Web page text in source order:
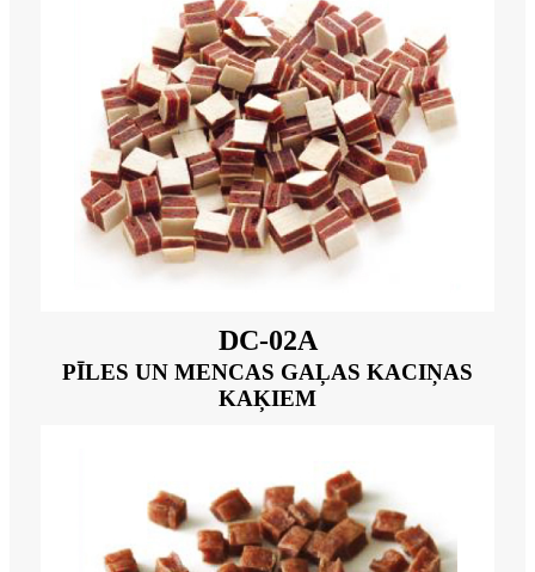
DC-02A
PĪLES UN MENCAS GAĻAS KACIŅAS
KAĶIEM